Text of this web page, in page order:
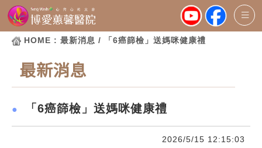
HOME : 最新消息 / 「6癌篩檢」送媽咪健康禮
最新消息
● 「6癌篩檢」送媽咪健康禮
2026/5/15 12:15:03